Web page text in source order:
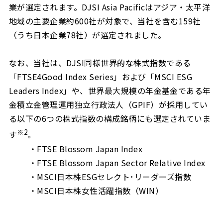
業が選定されます。DJSI Asia Pacificはアジア・太平洋
地域の主要企業約600社が対象で、当社を含む159社
（うち日本企業78社）が選定されました。
なお、当社は、DJSI同様世界的な株式指数である
「FTSE4Good Index Series」および「MSCI ESG
Leaders Index」や、世界最大規模の年金基金である年
金積立金管理運用独立行政法人（GPIF）が採用してい
る以下の6つの株式指数の構成銘柄にも選定されていま
す※2。
・FTSE Blossom Japan Index
・FTSE Blossom Japan Sector Relative Index
・MSCI日本株ESGセレクト･リーダーズ指数
・MSCI日本株女性活躍指数（WIN）